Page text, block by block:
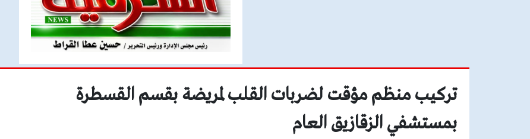
تركيب منظم مؤقت لضربات القلب لمريضة بقسم القسطرة
بمستشفي الزقازيق العام